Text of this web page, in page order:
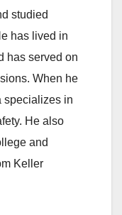
studied
has lived in
has served on
When he
specializes in
He also
and
Keller